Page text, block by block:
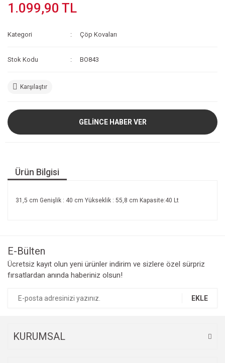
1.099,90 TL
Kategori Çöp Kovaları
Stok Kodu BO843
Karşılaştır
GELİNCE HABER VER
Ürün Bilgisi
31,5 cm Genişlik : 40 cm Yükseklik : 55,8 cm Kapasite:40 Lt
E-Bülten
Ücretsiz kayıt olun yeni ürünler indirim ve sizlere özel sürpriz
fırsatlardan anında haberiniz olsun!
EKLE
KURUMSAL